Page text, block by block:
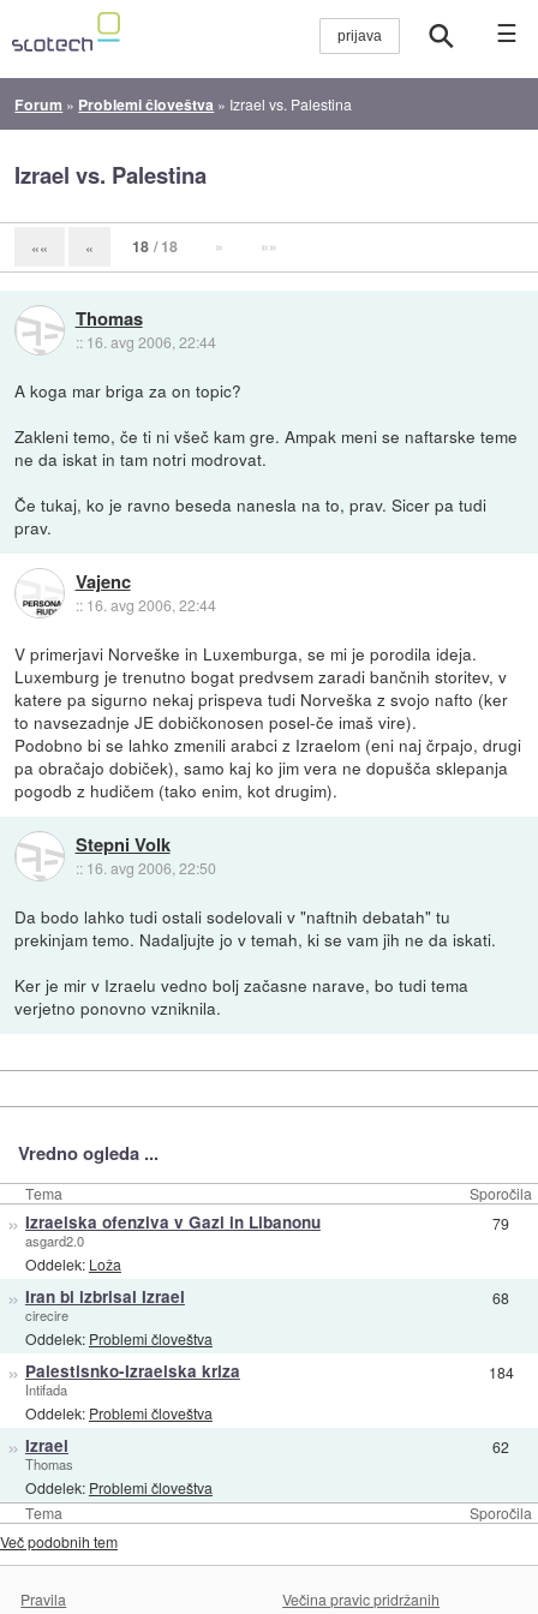
☰
Forum » Problemi človeštva » Izrael vs. Palestina
Izrael vs. Palestina
«« « 18 / 18 » »»
Thomas
:: 16. avg 2006, 22:44
A koga mar briga za on topic?
Zakleni temo, če ti ni všeč kam gre. Ampak meni se naftarske teme
ne da iskat in tam notri modrovat.
Če tukaj, ko je ravno beseda nanesla na to, prav. Sicer pa tudi
prav.
Vajenc
:: 16. avg 2006, 22:44
V primerjavi Norveške in Luxemburga, se mi je porodila ideja.
Luxemburg je trenutno bogat predvsem zaradi bančnih storitev, v
katere pa sigurno nekaj prispeva tudi Norveška z svojo nafto (ker
to navsezadnje JE dobičkonosen posel-če imaš vire).
Podobno bi se lahko zmenili arabci z Izraelom (eni naj črpajo, drugi
pa obračajo dobiček), samo kaj ko jim vera ne dopušča sklepanja
pogodb z hudičem (tako enim, kot drugim).
Stepni Volk
:: 16. avg 2006, 22:50
Da bodo lahko tudi ostali sodelovali v "naftnih debatah" tu
prekinjam temo. Nadaljujte jo v temah, ki se vam jih ne da iskati.
Ker je mir v Izraelu vedno bolj začasne narave, bo tudi tema
verjetno ponovno vzniknila.
Vredno ogleda ...
Tema Sporočila
Tema Sporočila
» Izraelska ofenziva v Gazi in Libanonu
asgard2.0
Oddelek: Loža
79
» Iran bi izbrisal Izrael
cirecire
Oddelek: Problemi človeštva
68
» Palestisnko-Izraelska kriza
Intifada
Oddelek: Problemi človeštva
184
» Izrael
Thomas
Oddelek: Problemi človeštva
62
Več podobnih tem
Pravila Večina pravic pridržanih